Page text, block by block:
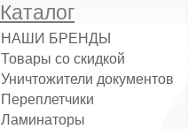
Каталог
НАШИ БРЕНДЫ
Товары со скидкой
Уничтожители документов
Переплетчики
Ламинаторы